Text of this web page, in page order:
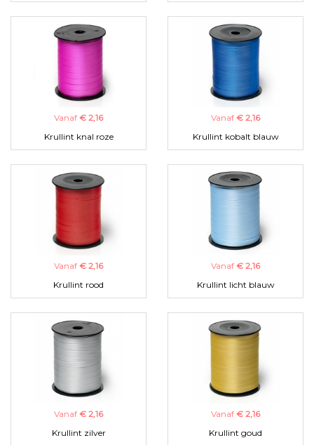
Vanaf € 2,16
Krullint knal roze
Vanaf € 2,16
Krullint kobalt blauw
Vanaf € 2,16
Krullint rood
Vanaf € 2,16
Krullint licht blauw
Vanaf € 2,16
Krullint zilver
Vanaf € 2,16
Krullint goud